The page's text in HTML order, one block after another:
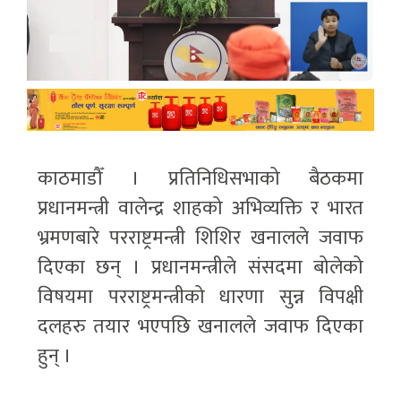
काठमाडौँ । प्रतिनिधिसभाको बैठकमा
प्रधानमन्त्री वालेन्द्र शाहको अभिव्यक्ति र भारत
भ्रमणबारे परराष्ट्रमन्त्री शिशिर खनालले जवाफ
दिएका छन् । प्रधानमन्त्रीले संसदमा बोलेको
विषयमा परराष्ट्रमन्त्रीको धारणा सुन्न विपक्षी
दलहरु तयार भएपछि खनालले जवाफ दिएका
हुन् ।